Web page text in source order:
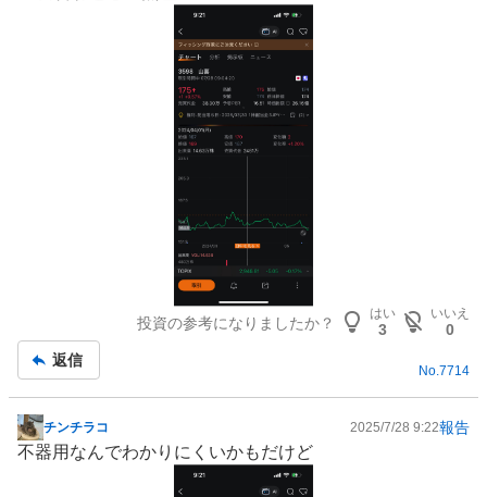
投資の参考になりましたか？
はい
3
いいえ
0
返信
No.7714
掲
示
チンチラコ 2025/7/28 9:22報告
不器用なんでわかりにくいかもだけど